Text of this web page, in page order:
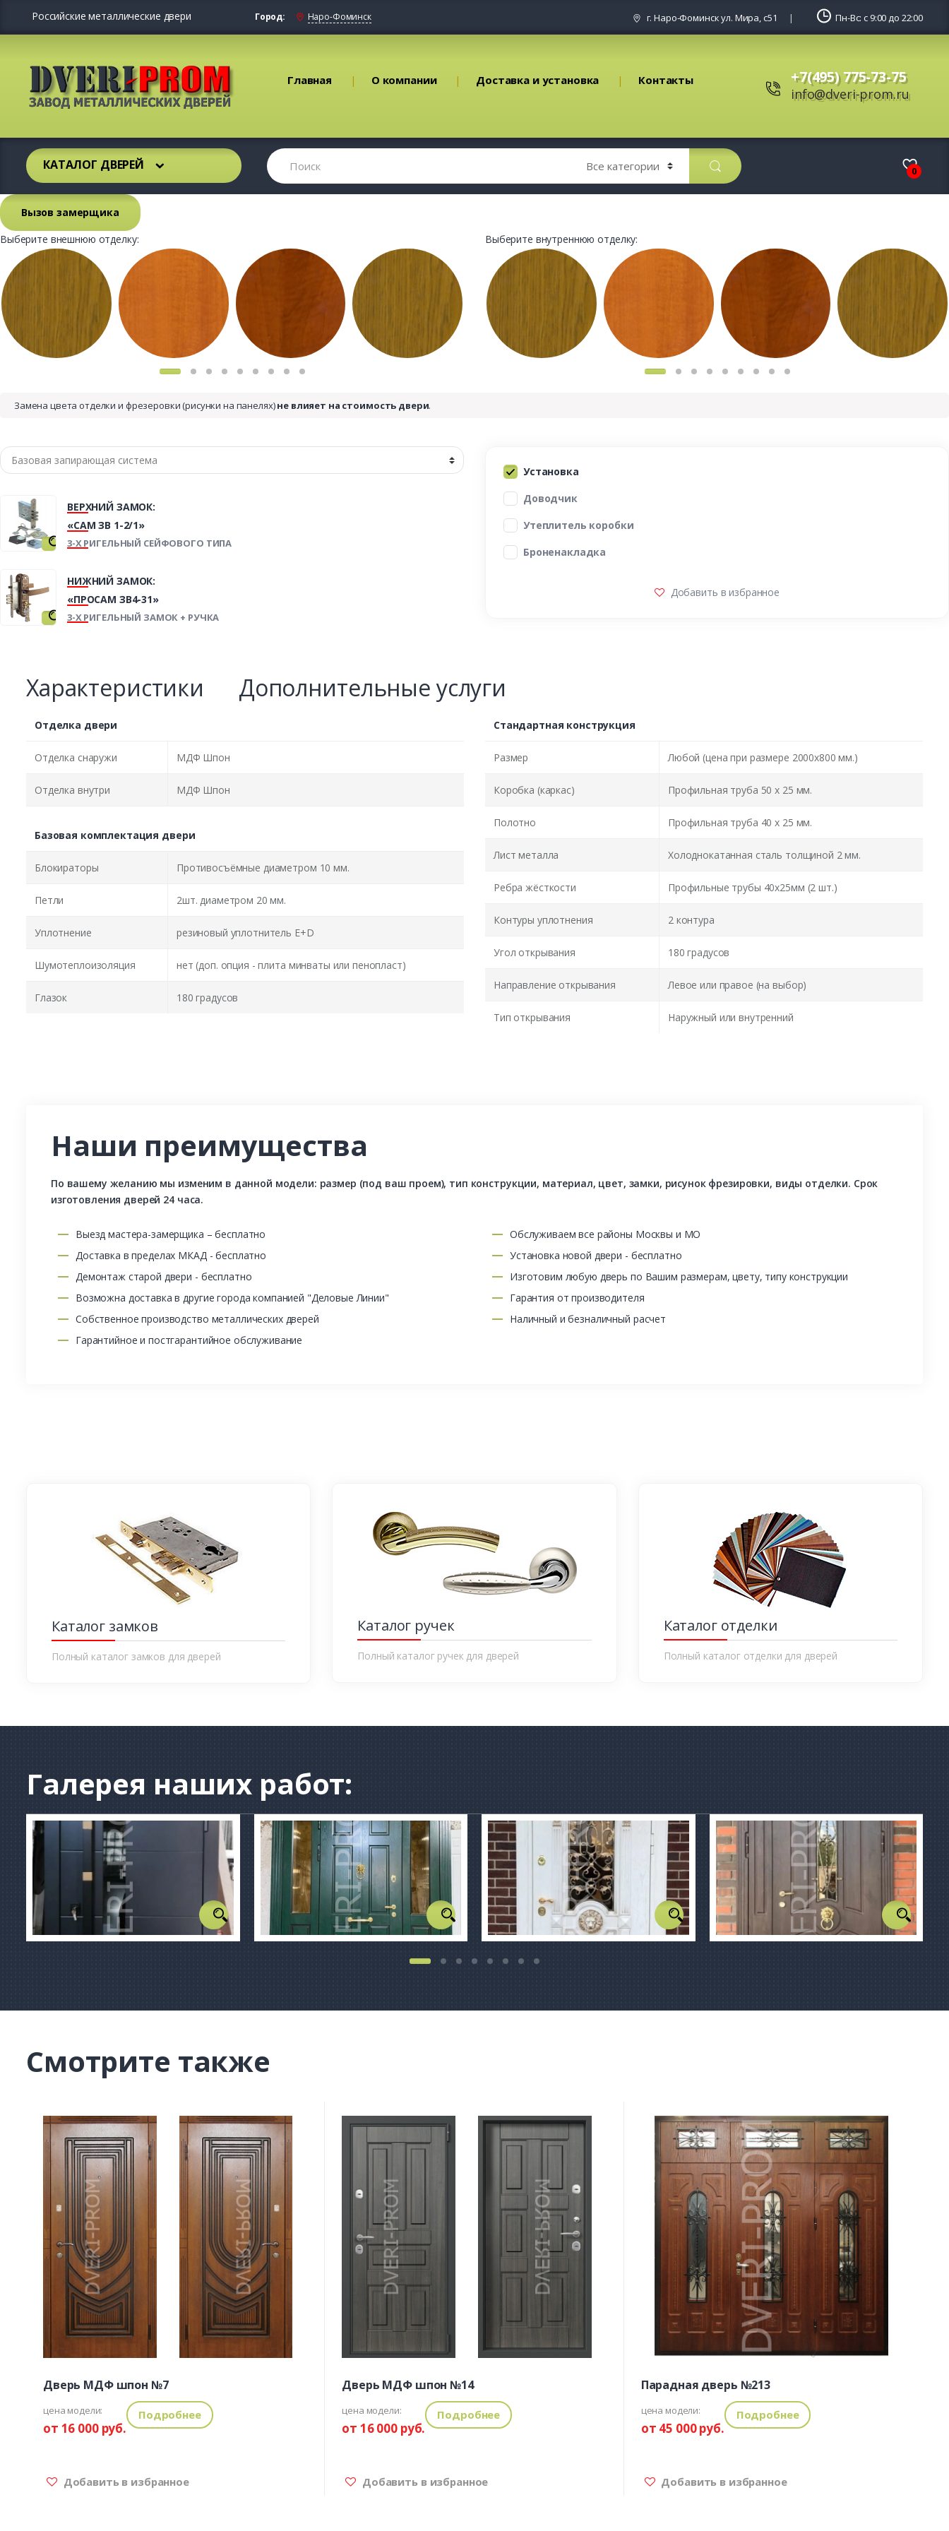
Российские металлические двери Город: Наро-Фоминск г. Наро-Фоминск ул. Мира, с51 Пн-Вс: с 9:00 до 22:00
Главная О компании Доставка и установка Контакты +7(495) 775-73-75
info@dveri-prom.ru
КАТАЛОГ ДВЕРЕЙ 0
Вызов замерщика
Выберите внешнюю отделку:
Выберите внутреннюю отделку:
Замена цвета отделки и фрезеровки (рисунки на панелях)не влияет на стоимость двери.
ВЕРХНИЙ ЗАМОК:
«САМ ЗВ 1-2/1»
3-Х РИГЕЛЬНЫЙ СЕЙФОВОГО ТИПА
НИЖНИЙ ЗАМОК:
«ПРОСАМ ЗВ4-31»
3-Х РИГЕЛЬНЫЙ ЗАМОК + РУЧКА
Установка
Доводчик
Утеплитель коробки
Броненакладка
Добавить в избранное
Характеристики Дополнительные услуги
Отделка двери
Отделка снаружи МДФ Шпон
Отделка внутри МДФ Шпон
Базовая комплектация двери
Блокираторы Противосъёмные диаметром 10 мм.
Петли 2шт. диаметром 20 мм.
Уплотнение резиновый уплотнитель E+D
Шумотеплоизоляция нет (доп. опция - плита минваты или пенопласт)
Глазок 180 градусов
Стандартная конструкция
Размер Любой (цена при размере 2000x800 мм.)
Коробка (каркас) Профильная труба 50 х 25 мм.
Полотно Профильная труба 40 х 25 мм.
Лист металла Холоднокатанная сталь толщиной 2 мм.
Ребра жёсткости Профильные трубы 40х25мм (2 шт.)
Контуры уплотнения 2 контура
Угол открывания 180 градусов
Направление открывания Левое или правое (на выбор)
Тип открывания Наружный или внутренний
Наши преимущества
По вашему желанию мы изменим в данной модели: размер (под ваш проем), тип конструкции, материал, цвет, замки, рисунок фрезировки, виды отделки. Срок
изготовления дверей 24 часа.
Выезд мастера-замерщика – бесплатно
Доставка в пределах МКАД - бесплатно
Демонтаж старой двери - бесплатно
Возможна доставка в другие города компанией "Деловые Линии"
Собственное производство металлических дверей
Гарантийное и постгарантийное обслуживание
Обслуживаем все районы Москвы и МО
Установка новой двери - бесплатно
Изготовим любую дверь по Вашим размерам, цвету, типу конструкции
Гарантия от производителя
Наличный и безналичный расчет
Каталог замков
Полный каталог замков для дверей
Каталог ручек
Полный каталог ручек для дверей
Каталог отделки
Полный каталог отделки для дверей
Галерея наших работ:
Смотрите также
Дверь МДФ шпон №7
цена модели:
от 16 000 руб.
Подробнее
Добавить в избранное
Дверь МДФ шпон №14
цена модели:
от 16 000 руб.
Подробнее
Добавить в избранное
Парадная дверь №213
цена модели:
от 45 000 руб.
Подробнее
Добавить в избранное